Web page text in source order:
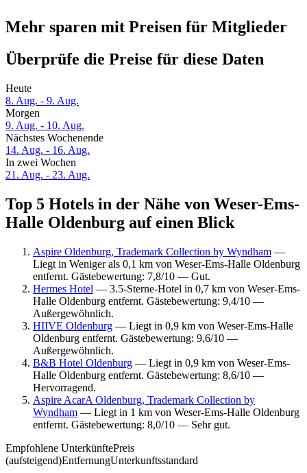
Mehr sparen mit Preisen für Mitglieder
Überprüfe die Preise für diese Daten
Heute
8. Aug. - 9. Aug.
Morgen
9. Aug. - 10. Aug.
Nächstes Wochenende
14. Aug. - 16. Aug.
In zwei Wochen
21. Aug. - 23. Aug.
Top 5 Hotels in der Nähe von Weser-Ems-
Halle Oldenburg auf einen Blick
Aspire Oldenburg, Trademark Collection by Wyndham —
Liegt in Weniger als 0,1 km von Weser-Ems-Halle Oldenburg
entfernt. Gästebewertung: 7,8/10 — Gut.
Hermes Hotel — 3.5-Sterne-Hotel in 0,7 km von Weser-Ems-
Halle Oldenburg entfernt. Gästebewertung: 9,4/10 —
Außergewöhnlich.
HIIVE Oldenburg — Liegt in 0,9 km von Weser-Ems-Halle
Oldenburg entfernt. Gästebewertung: 9,6/10 —
Außergewöhnlich.
B&B Hotel Oldenburg — Liegt in 0,9 km von Weser-Ems-
Halle Oldenburg entfernt. Gästebewertung: 8,6/10 —
Hervorragend.
Aspire AcarA Oldenburg, Trademark Collection by
Wyndham — Liegt in 1 km von Weser-Ems-Halle Oldenburg
entfernt. Gästebewertung: 8,0/10 — Sehr gut.
Empfohlene UnterkünftePreis
(aufsteigend)EntfernungUnterkunftsstandard